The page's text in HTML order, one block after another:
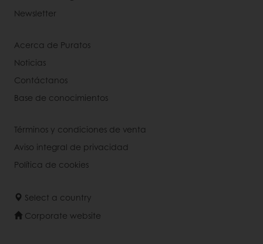
Newsletter
Acerca de Puratos
Noticias
Contáctanos
Base de conocimientos
Términos y condiciones de venta
Aviso integral de privacidad
Política de cookies
Select a country
Corporate website